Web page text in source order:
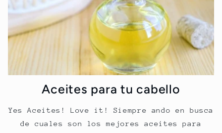
Aceites para tu cabello
Yes Aceites! Love it! Siempre ando en busca
de cuales son los mejores aceites para